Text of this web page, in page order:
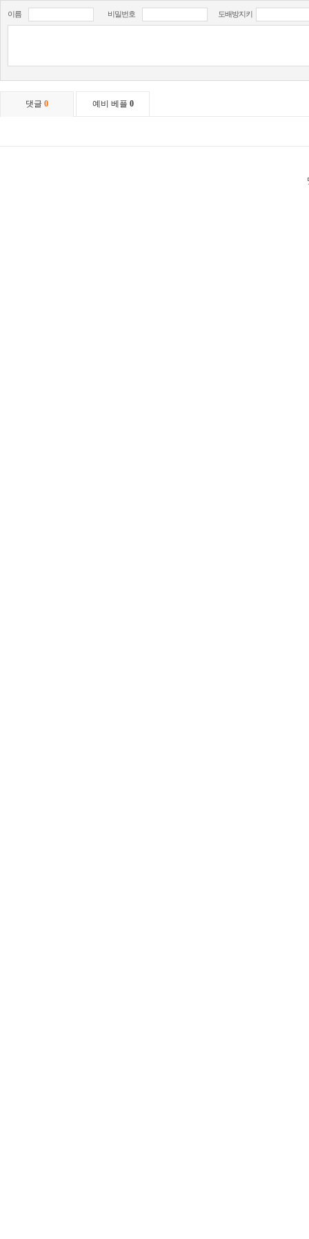
이름 비밀번호 도배방지키
댓글 0 예비 베플 0